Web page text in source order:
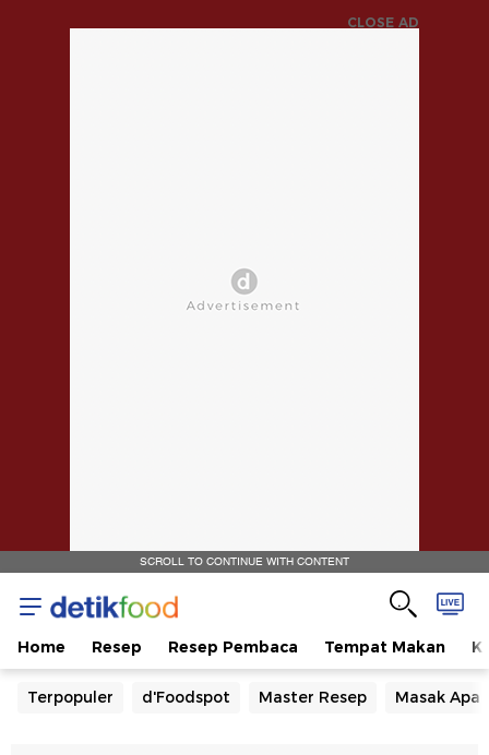
CLOSE AD
SCROLL TO CONTINUE WITH CONTENT
Home Resep Resep Pembaca Tempat Makan
Terpopuler d'Foodspot Master Resep Masak Apa